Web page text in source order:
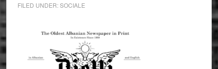
FILED UNDER:SOCIALE